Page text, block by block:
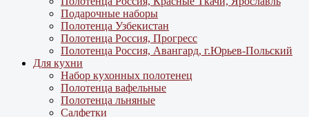
Подарочные наборы
Полотенца Узбекистан
Полотенца Россия, Прогресс
Полотенца Россия, Авангард, г.Юрьев-Польский
Для кухни
Набор кухонных полотенец
Полотенца вафельные
Полотенца льняные
Салфетки